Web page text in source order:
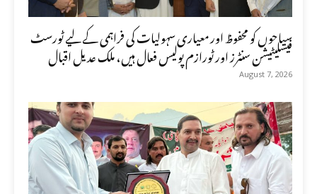
سیاحوں کو محفوظ اور معیاری سہولیات کی فراہمی کے لیے ٹورسٹ
فیسلیٹیشن سنٹرز اور ٹورازم پولیس فعال ہیں، ملک عدیل اقبال
August 7, 2026